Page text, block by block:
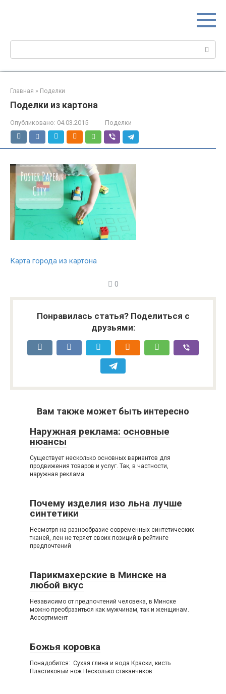
Поиск:
Главная » Поделки
Поделки из картона
Опубликовано: 04.03.2015 Поделки
Карта города из картона
0
Понравилась статья? Поделиться с
друзьями:
Вам также может быть интересно
Наружная реклама: основные
нюансы
Существует несколько основных вариантов для
продвижения товаров и услуг. Так, в частности,
наружная реклама
Почему изделия изо льна лучше
синтетики
Несмотря на разнообразие современных синтетических
тканей, лен не теряет своих позиций в рейтинге
предпочтений
Парикмахерские в Минске на
любой вкус
Независимо от предпочтений человека, в Минске
можно преобразиться как мужчинам, так и женщинам.
Ассортимент
Божья коровка
Понадобится: Сухая глина и вода Краски, кисть
Пластиковый нож Несколько стаканчиков